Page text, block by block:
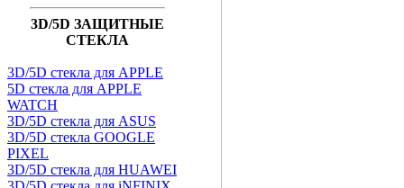
3D/5D ЗАЩИТНЫЕ
СТЕКЛА
3D/5D стекла для APPLE
5D стекла для APPLE
WATCH
3D/5D стекла для ASUS
3D/5D стекла GOOGLE
PIXEL
3D/5D стекла для HUAWEI